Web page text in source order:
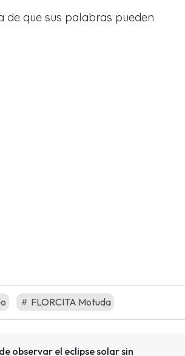
de que sus palabras pueden
FLORCITA Motuda
observar el eclipse solar sin